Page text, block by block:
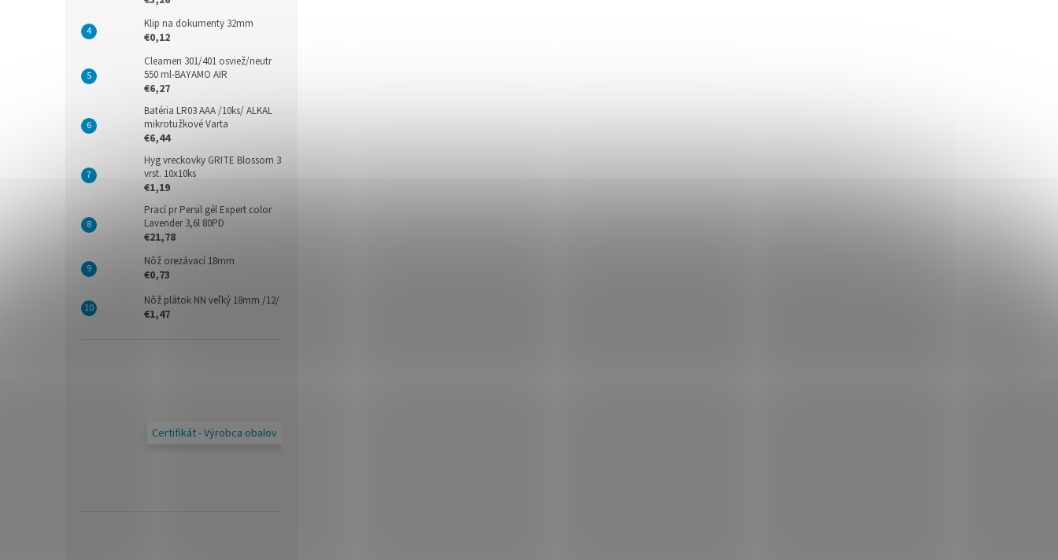
Klip na dokumenty 32mm
€0,12
Cleamen 301/401 osviež/neutr
550 ml-BAYAMO AIR
€6,27
Batéria LR03 AAA /10ks/ ALKAL
mikrotužkové Varta
€6,44
Hyg vreckovky GRITE Blossom 3
vrst. 10x10ks
€1,19
Prací pr Persil gél Expert color
Lavender 3,6l 80PD
€21,78
Nôž orezávací 18mm
€0,73
Nôž plátok NN veľký 18mm /12/
€1,47
Certifikát - Výrobca obalov